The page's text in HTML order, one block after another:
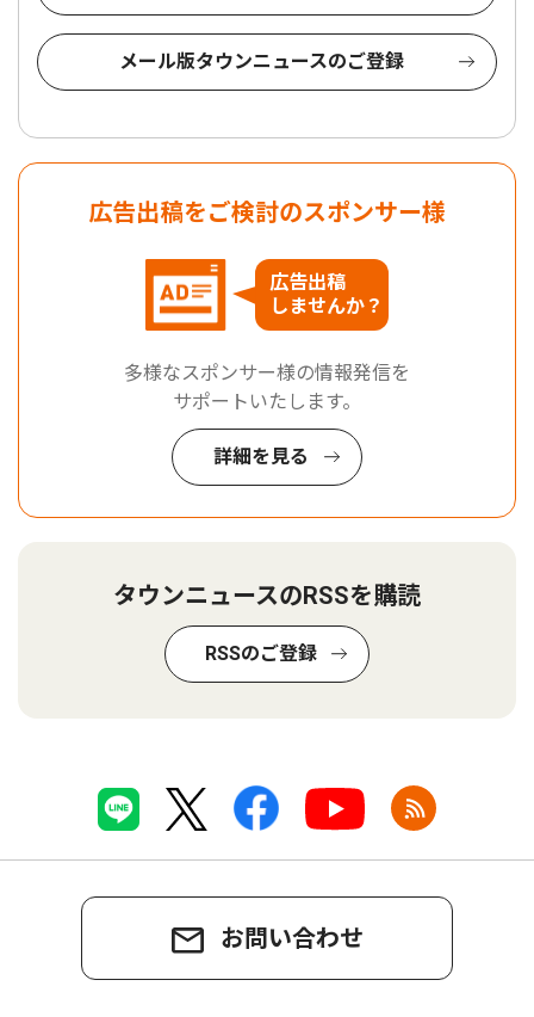
メール版タウンニュースのご登録
広告出稿をご検討のスポンサー様
広告出稿
しませんか？
多様なスポンサー様の情報発信を
サポートいたします。
詳細を見る
タウンニュースのRSSを購読
RSSのご登録
お問い合わせ